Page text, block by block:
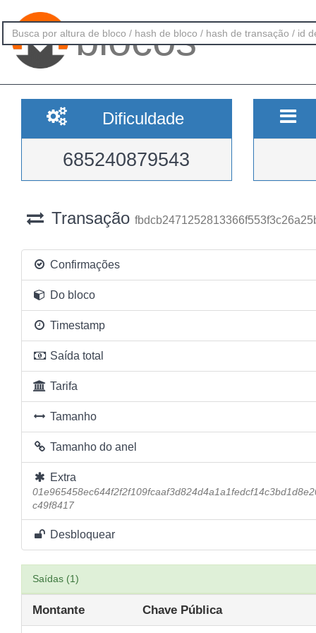
blocos
Dificuldade
685240879543
Transação
Confirmações
Do bloco
Timestamp
Saída total
Tarifa
Tamanho
Tamanho do anel
Extra
c49f8417
Desbloquear
Saídas (1)
Montante Chave Pública